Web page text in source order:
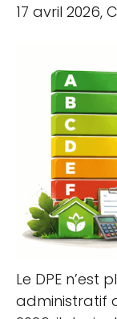
17 avril 2026,
Le DPE n’est
administratif